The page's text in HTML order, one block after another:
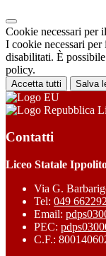
Cookie necessari per
I cookie necessari per
disabilitati. È
policy.
Accetta tutti Salva
Contatti
Liceo Statale
Via G.
Tel: 049
Email:
PEC:
C.F.: